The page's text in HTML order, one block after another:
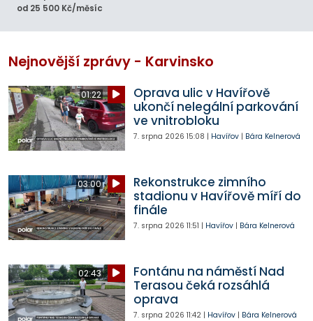
od 25 500 Kč/měsíc
Nejnovější zprávy - Karvinsko
01:22
Oprava ulic v Havířově
ukončí nelegální parkování
ve vnitrobloku
7. srpna 2026 15:08 | Havířov| Bára Kelnerová
03:00
Rekonstrukce zimního
stadionu v Havířově míří do
finále
7. srpna 2026 11:51 | Havířov| Bára Kelnerová
02:43
Fontánu na náměstí Nad
Terasou čeká rozsáhlá
oprava
7. srpna 2026 11:42| Havířov| Bára Kelnerová